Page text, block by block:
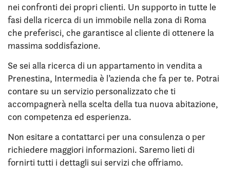
nei confronti dei propri clienti. Un supporto in tutte le
fasi della ricerca di un immobile nella zona di Roma
che preferisci, che garantisce al cliente di ottenere la
massima soddisfazione.
Se sei alla ricerca di un appartamento in vendita a
Prenestina, Intermedia è l’azienda che fa per te. Potrai
contare su un servizio personalizzato che ti
accompagnerà nella scelta della tua nuova abitazione,
con competenza ed esperienza.
Non esitare a contattarci per una consulenza o per
richiedere maggiori informazioni. Saremo lieti di
fornirti tutti i dettagli sui servizi che offriamo.